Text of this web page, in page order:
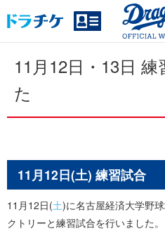
11月12日・13日
た
11月12日(土) 練習試合
11月12日(土)に名古屋経済大学野
クトリーと練習試合を行いました。